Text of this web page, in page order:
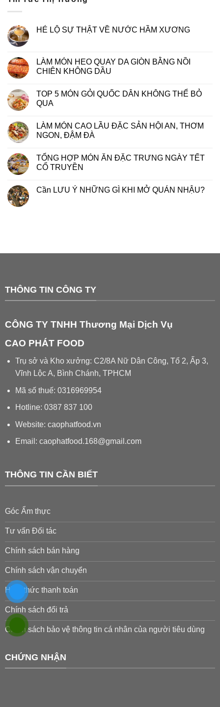
HÉ LỘ SỰ THẬT VỀ NƯỚC HẦM XƯƠNG
LÀM MÓN HEO QUAY DA GIÒN BẰNG NỒI
CHIÊN KHÔNG DẦU
TOP 5 MÓN GỎI QUỐC DÂN KHÔNG THỂ BỎ
QUA
LÀM MÓN CAO LẦU ĐẶC SẢN HỘI AN, THƠM
NGON, ĐẬM ĐÀ
TỔNG HỢP MÓN ĂN ĐẶC TRƯNG NGÀY TẾT
CỔ TRUYỀN
Cần LƯU Ý NHỮNG GÌ KHI MỞ QUÁN NHẬU?
THÔNG TIN CÔNG TY
CÔNG TY TNHH Thương Mại Dịch Vụ
CAO PHÁT FOOD
Trụ sở và Kho xưởng: C2/8A Nữ Dân Công, Tổ 2, Ấp 3,
Vĩnh Lộc A, Bình Chánh, TPHCM
Mã số thuế: 0316969954
Hotline: 0387 837 100
Website: caophatfood.vn
Email: caophatfood.168@gmail.com
THÔNG TIN CẦN BIẾT
Góc Ẩm thực
Tư vấn Đối tác
Chính sách bán hàng
Chính sách vận chuyển
Hình thức thanh toán
Chính sách đổi trả
Chính sách bảo vệ thông tin cá nhân của người tiêu dùng
CHỨNG NHẬN